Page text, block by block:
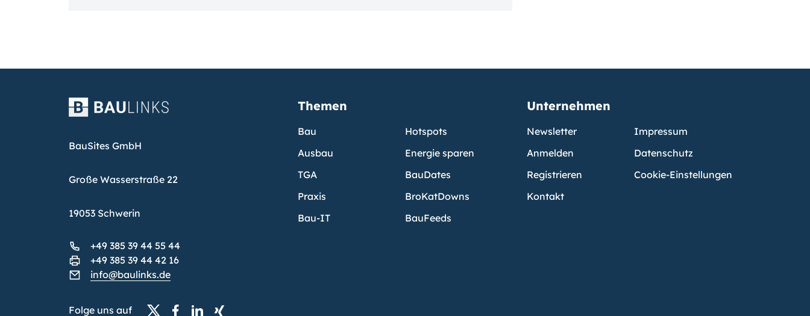
BauSites GmbH
Große Wasserstraße 22
19053 Schwerin
+49 385 39 44 55 44
+49 385 39 44 42 16
info@baulinks.de
Folge uns auf
Themen
Bau
Ausbau
TGA
Praxis
Bau-IT
Hotspots
Energie sparen
BauDates
BroKatDowns
BauFeeds
Unternehmen
Newsletter
Anmelden
Registrieren
Kontakt
Impressum
Datenschutz
Cookie-Einstellungen